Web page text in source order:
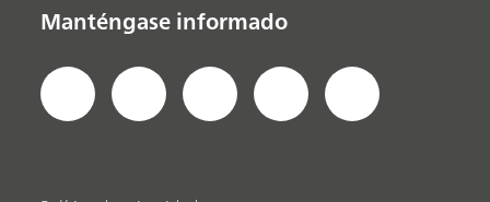
Manténgase informado